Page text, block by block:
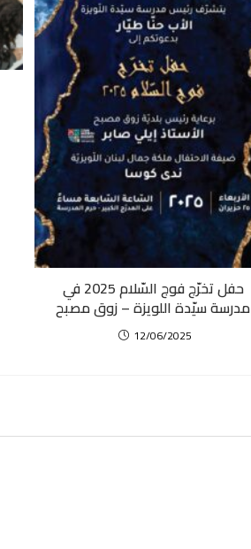
حفل تخرّج فوج السّلام 2025 في
مدرسة سيّدة اللويزة – زوق مصبح
12/06/2025